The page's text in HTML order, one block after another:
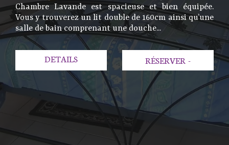
Chambre Lavande est spacieuse et bien équipée.
Vous y trouverez un lit double de 160cm ainsi qu’une
salle de bain comprenant une douche...
DETAILS RÉSERVER -